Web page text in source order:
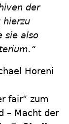
der
hierzu
sie also
Horeni
fair“ zum
– Macht der